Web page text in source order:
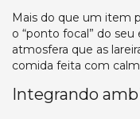
Mais do que um item
o “ponto focal” do
atmosfera que as
comida feita com
Integrando